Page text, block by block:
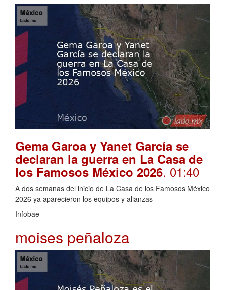
Gema Garoa y Yanet García se
declaran la guerra en La Casa de
los Famosos México 2026. 01:40
A dos semanas del inicio de La Casa de los Famosos México
2026 ya aparecieron los equipos y alianzas
Infobae
moises peñaloza